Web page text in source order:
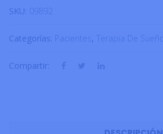
SKU: 09892
Categorías: Pacientes, Terapia De
Compartir: